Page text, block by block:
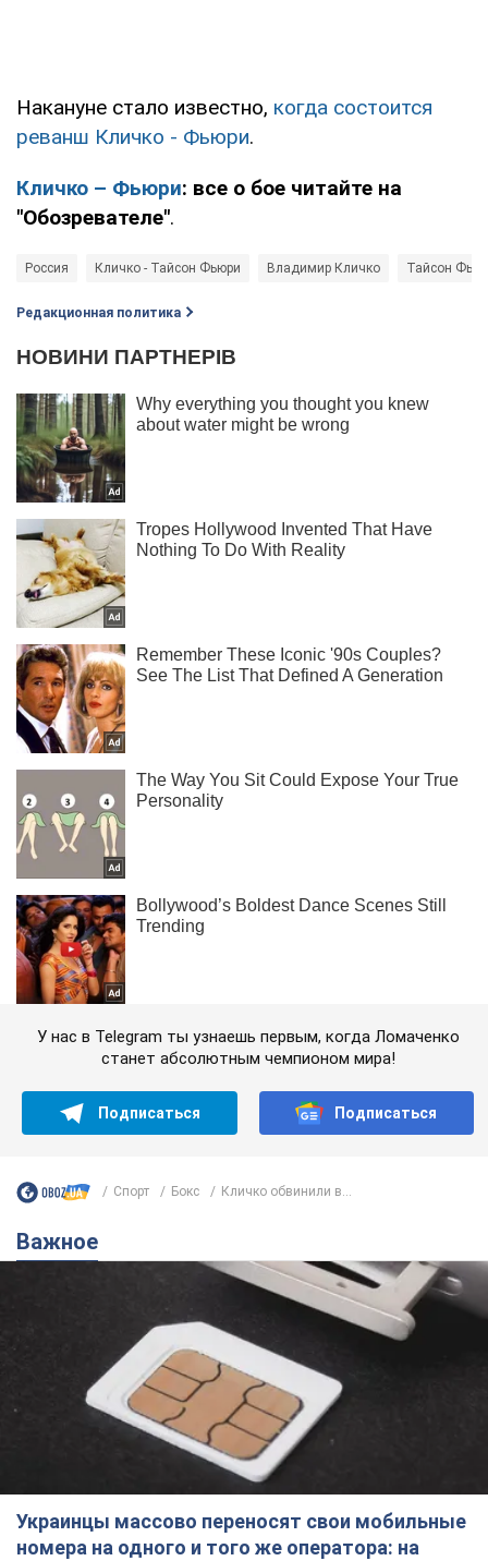
Накануне стало известно, когда состоится
реванш Кличко - Фьюри.
Кличко – Фьюри: все о бое читайте на
"Обозревателе".
Россия Кличко - Тайсон Фьюри Владимир Кличко Тайсон
Редакционная политика
У нас в Telegram ты узнаешь первым, когда Ломаченко
станет абсолютным чемпионом мира!
Подписаться Подписаться
Спорт Бокс Кличко обвинили в...
Важное
Украинцы массово переносят свои мобильные
номера на одного и того же оператора: на